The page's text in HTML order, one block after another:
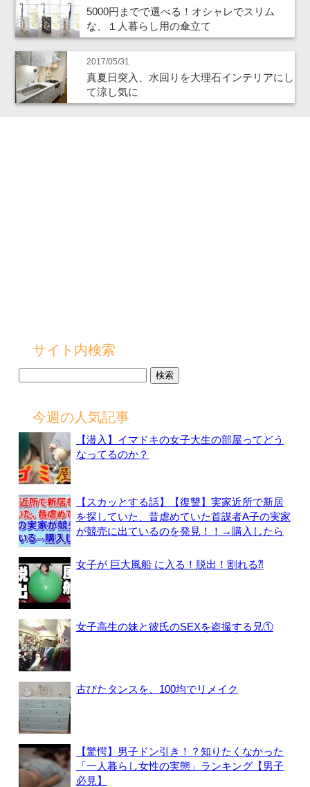
5000円までで選べる！オシャレでスリム
な、１人暮らし用の傘立て
2017/05/31
真夏日突入、水回りを大理石インテリアにし
て涼し気に
サイト内検索
今週の人気記事
【潜入】イマドキの女子大生の部屋ってどう
なってるのか？
【スカッとする話】【復讐】実家近所で新居
を探していた、昔虐めていた首謀者A子の実家
が競売に出ているのを発見！！→購入したら
女子が 巨大風船 に入る！脱出！割れる⁈
女子高生の妹と彼氏のSEXを盗撮する兄①
古びたタンスを、100均でリメイク
【驚愕】男子ドン引き！？知りたくなかった
「一人暮らし女性の実態」ランキング【男子
必見】